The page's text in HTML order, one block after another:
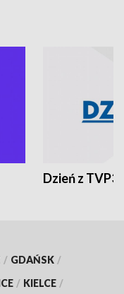
Dzień z TVP3
/ GDAŃSK /
/ KIELCE /